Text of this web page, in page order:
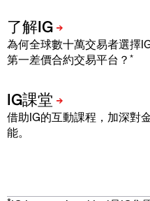
為何全球數十萬交易者選擇
第一差價合約交易平台？ *
借助IG的互動課程，加深對
能。